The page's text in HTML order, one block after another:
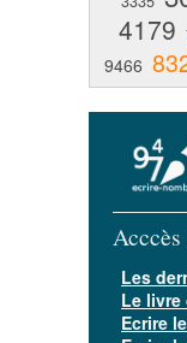
4179
9466
Les
Le livre
Ecrire